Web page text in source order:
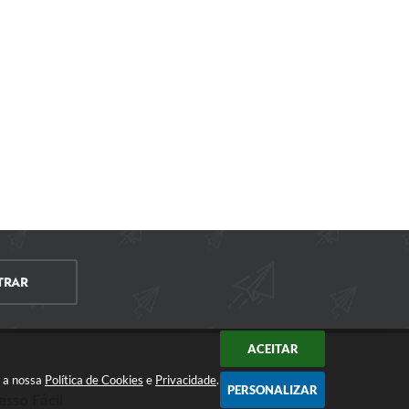
nossa Política de Cookies e Privacidade.
ACEITAR
PERSONALIZAR